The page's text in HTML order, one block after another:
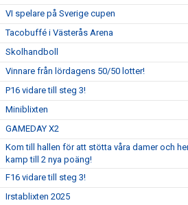
VI spelare på Sverige cupen
Tacobuffé i Västerås Arena
Skolhandboll
Vinnare från lördagens 50/50 lotter!
P16 vidare till steg 3!
Miniblixten
GAMEDAY X2
Kom till hallen för att stötta våra damer och
kamp till 2 nya poäng!
F16 vidare till steg 3!
Irstablixten 2025